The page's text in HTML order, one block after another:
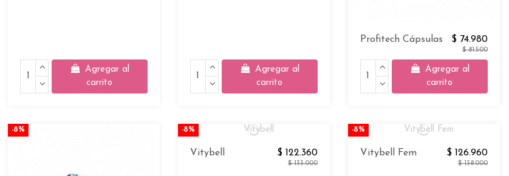
Agregar al
carrito
Agregar al
carrito
Profitech Cápsulas $ 74.980
$ 81.500
Agregar al
carrito
-8% -8%
Vitybell $ 122.360
$ 133.000
-8%
Vitybell Fem $ 126.960
$ 138.000